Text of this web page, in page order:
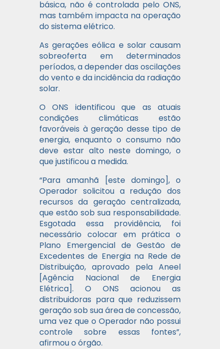
básica, não é controlada pelo ONS,
mas também impacta na operação
do sistema elétrico.
As gerações eólica e solar causam
sobreoferta em determinados
períodos, a depender das oscilações
do vento e da incidência da radiação
solar.
O ONS identificou que as atuais
condições climáticas estão
favoráveis à geração desse tipo de
energia, enquanto o consumo não
deve estar alto neste domingo, o
que justificou a medida.
“Para amanhã [este domingo], o
Operador solicitou a redução dos
recursos da geração centralizada,
que estão sob sua responsabilidade.
Esgotada essa providência, foi
necessário colocar em prática o
Plano Emergencial de Gestão de
Excedentes de Energia na Rede de
Distribuição, aprovado pela Aneel
[Agência Nacional de Energia
Elétrica]. O ONS acionou as
distribuidoras para que reduzissem
geração sob sua área de concessão,
uma vez que o Operador não possui
controle sobre essas fontes”,
afirmou o órgão.